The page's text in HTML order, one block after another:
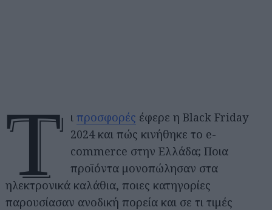
Τ ιπροσφορές έφερε η Black Friday
2024 και πώς κινήθηκε το e-
commerce στην Ελλάδα; Ποια
προϊόντα μονοπώλησαν στα
ηλεκτρονικά καλάθια, ποιες κατηγορίες
παρουσίασαν ανοδική πορεία και σε τι τιμές